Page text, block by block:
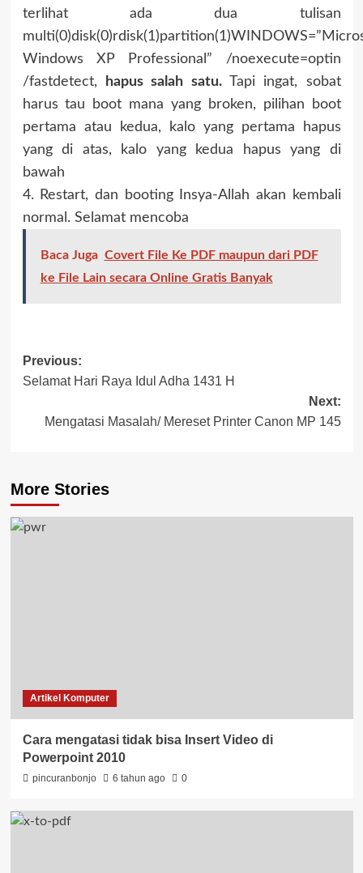
terlihat ada dua tulisan
Windows XP Professional” /noexecute=optin
/fastdetect,
hapus salah satu.Tapi ingat, sobat
harus tau boot mana yang broken, pilihan boot
pertama atau kedua, kalo yang pertama hapus
yang di atas, kalo yang kedua hapus yang di
bawah
4. Restart, dan booting Insya-Allah akan kembali
normal. Selamat mencoba
Baca Juga Covert File Ke PDF maupun dari PDF
ke File Lain secara Online Gratis Banyak
Previous:
Selamat Hari Raya Idul Adha 1431 H
Next:
Mengatasi Masalah/ Mereset Printer Canon MP 145
More Stories
Artikel Komputer
Cara mengatasi tidak bisa Insert Video di
Powerpoint 2010
pincuranbonjo 6 tahun ago 0